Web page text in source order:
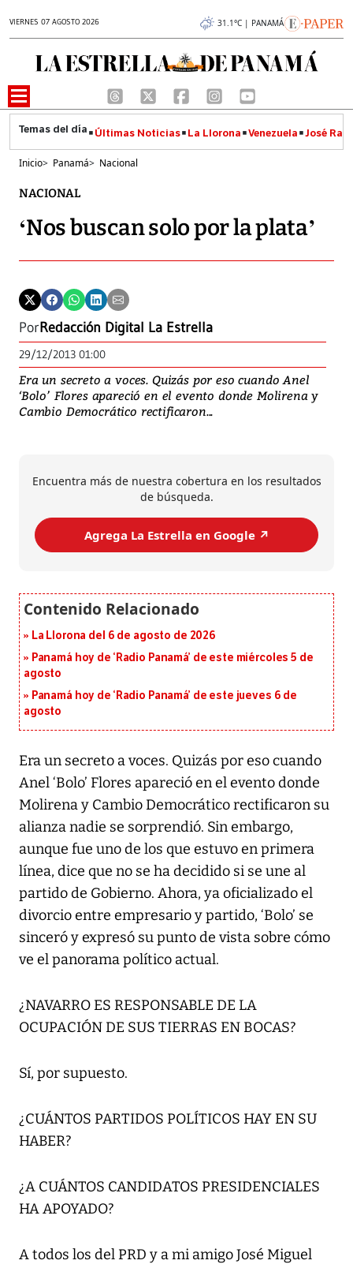
VIERNES 07 AGOSTO 2026 31.1°C | PANAMÁ
Últimas Noticias La Llorona Venezuela José
Inicio> Panamá> Nacional
NACIONAL
‘Nos buscan solo por la plata’
PorRedacción Digital La Estrella
29/12/2013 01:00
Era un secreto a voces. Quizás por eso cuando Anel
‘Bolo’ Flores apareció en el evento donde Molirena y
Cambio Democrático rectificaron...
Encuentra más de nuestra cobertura en los resultados
de búsqueda.
Agrega La Estrella en Google ↗️
La Llorona del 6 de agosto de 2026
Panamá hoy de ‘Radio Panamá’ de este miércoles 5 de
agosto
Panamá hoy de ‘Radio Panamá’ de este jueves 6 de
agosto
Era un secreto a voces. Quizás por eso cuando
Anel ‘Bolo’ Flores apareció en el evento donde
Molirena y Cambio Democrático rectificaron su
alianza nadie se sorprendió. Sin embargo,
aunque fue uno de los que estuvo en primera
línea, dice que no se ha decidido si se une al
partido de Gobierno. Ahora, ya oficializado el
divorcio entre empresario y partido, ‘Bolo’ se
sinceró y expresó su punto de vista sobre cómo
ve el panorama político actual.
¿NAVARRO ES RESPONSABLE DE LA
OCUPACIÓN DE SUS TIERRAS EN BOCAS?
Sí, por supuesto.
¿CUÁNTOS PARTIDOS POLÍTICOS HAY EN SU
HABER?
¿A CUÁNTOS CANDIDATOS PRESIDENCIALES
HA APOYADO?
A todos los del PRD y a mi amigo José Miguel